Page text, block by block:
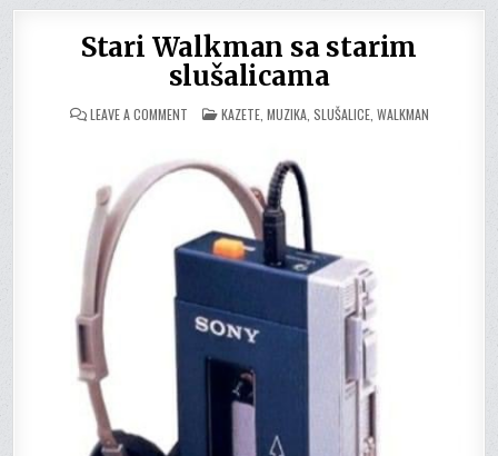
Stari Walkman sa starim
slušalicama
LEAVE A COMMENTON
STARI
STARIM
SLUŠALICAMA
POSTED
IN
KAZETE, MUZIKA, SLUŠALICE, WALKMAN